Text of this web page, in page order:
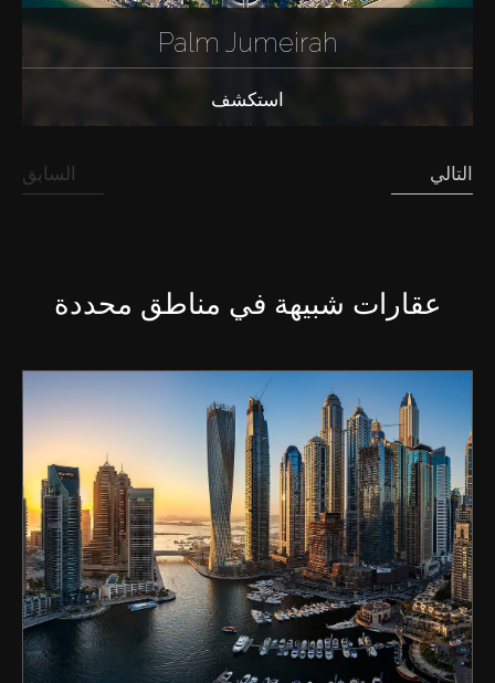
Palm Jumeirah
استكشف
السابق التالي
عقارات شبيهة في مناطق محددة